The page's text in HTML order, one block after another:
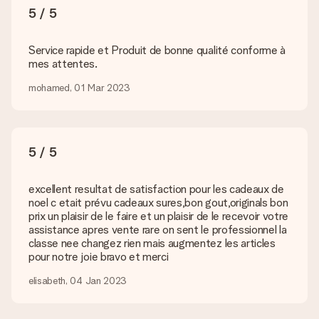
couleur spécifique, et que ces derniers ne sont pas
service client. Nous serons ravis de vous aider.
Comment ajouter une carte à mon cadeau ? / Comment
se présente cette carte ?
agréable surprise.
Nous ne pouvons malheureusement pour le moment assurer
ce genre de service. C’est pourquoi nous envoyons tous les
cadeaux dans des paquets joliment décorés pour un effet de
fête assuré. Vous pouvez alors offrir le cadeau ainsi ou
directement l’envoyer au destinataire.
Délai de livraison, options de livraison et frais
5 / 5
Service rapide et Produit de bonne qualité conforme à
mes attentes.
mohamed, 01 Mar 2023
5 / 5
excellent resultat de satisfaction pour les cadeaux de
noel c etait prévu cadeaux sures,bon gout,originals bon
prix un plaisir de le faire et un plaisir de le recevoir votre
assistance apres vente rare on sent le professionnel la
classe nee changez rien mais augmentez les articles
pour notre joie bravo et merci
elisabeth, 04 Jan 2023